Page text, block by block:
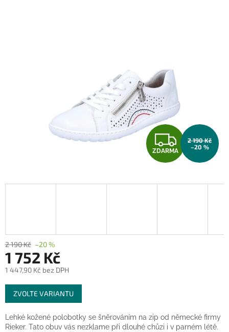
Z
D
A
ZDARMA
2 190 Kč
–20 %
2 190 Kč –20 %
1 752 Kč
1 447,90 Kč bez DPH
Měrná
cena:
ZVOLTE VARIANTU
Lehké kožené polobotky se šněrováním na zip od německé firmy
Rieker. Tato obuv vás nezklame při dlouhé chůzi i v parném létě.